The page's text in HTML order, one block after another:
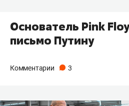
Основатель Pink
письмо Путину
Комментарии 3